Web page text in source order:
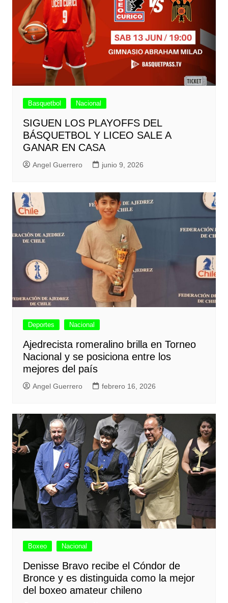
Basquetbol Nacional
SIGUEN LOS PLAYOFFS DEL
BÁSQUETBOL Y LICEO SALE A
GANAR EN CASA
Angel Guerrero junio 9, 2026
Deportes Nacional
Ajedrecista romeralino brilla en Torneo
Nacional y se posiciona entre los
mejores del país
Angel Guerrero febrero 16, 2026
Boxeo Nacional
Denisse Bravo recibe el Cóndor de
Bronce y es distinguida como la mejor
del boxeo amateur chileno